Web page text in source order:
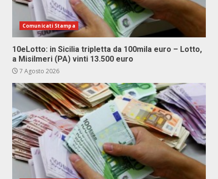
Comunicati Stampa
10eLotto: in Sicilia tripletta da 100mila euro – Lotto,
a Misilmeri (PA) vinti 13.500 euro
7 Agosto 2026